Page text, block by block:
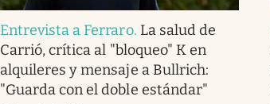
Entrevista a Ferraro. La salud de
Carrió, crítica al "bloqueo" K en
alquileres y mensaje a Bullrich:
"Guarda con el doble estándar"